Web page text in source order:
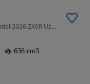
636 cm3 • 129 KM • Kawasaki Ninja ZX-6R Model 2026 ZX6R Używany Niski przebieg
636 cm3